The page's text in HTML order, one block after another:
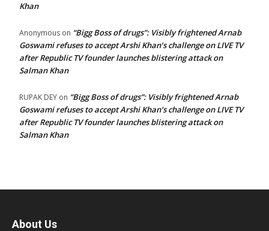
Khan
Anonymous on “Bigg Boss of drugs”: Visibly frightened Arnab
Goswami refuses to accept Arshi Khan’s challenge on LIVE TV
after Republic TV founder launches blistering attack on
Salman Khan
RUPAK DEY on “Bigg Boss of drugs”: Visibly frightened Arnab
Goswami refuses to accept Arshi Khan’s challenge on LIVE TV
after Republic TV founder launches blistering attack on
Salman Khan
About Us